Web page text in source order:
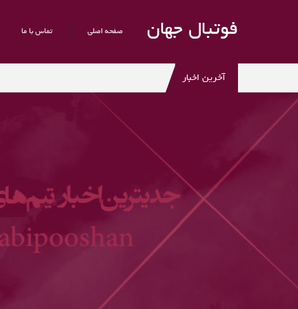
فوتبال جهان صفحه اصلی تماس با ما
آخرین اخبار